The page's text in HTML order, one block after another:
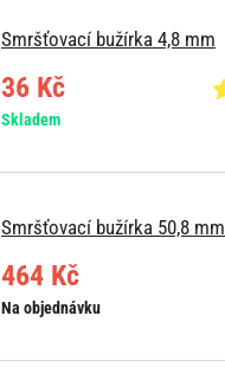
Smršťovací bužírka 4,8 mm
36 Kč
Skladem
Smršťovací bužírka 50,8 mm
464 Kč
Na objednávku